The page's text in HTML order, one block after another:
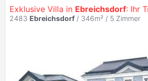
Exklusive Villa in Ebreichsdorf: Ihr
2483 Ebreichsdorf / 346m² / 5 Zimmer